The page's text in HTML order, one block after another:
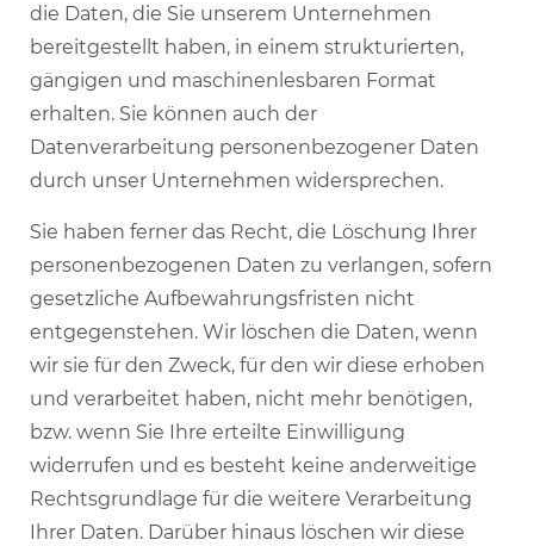
die Daten, die Sie unserem Unternehmen
bereitgestellt haben, in einem strukturierten,
gängigen und maschinenlesbaren Format
erhalten. Sie können auch der
Datenverarbeitung personenbezogener Daten
durch unser Unternehmen widersprechen.
Sie haben ferner das Recht, die Löschung Ihrer
personenbezogenen Daten zu verlangen, sofern
gesetzliche Aufbewahrungsfristen nicht
entgegenstehen. Wir löschen die Daten, wenn
wir sie für den Zweck, für den wir diese erhoben
und verarbeitet haben, nicht mehr benötigen,
bzw. wenn Sie Ihre erteilte Einwilligung
widerrufen und es besteht keine anderweitige
Rechtsgrundlage für die weitere Verarbeitung
Ihrer Daten. Darüber hinaus löschen wir diese